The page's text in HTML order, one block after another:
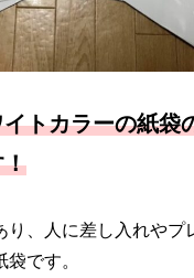
トカラーの紙袋
！
り、人に差し入れやプ
です。